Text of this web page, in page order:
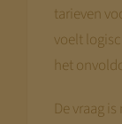
tarieven
voelt
het
De vraag